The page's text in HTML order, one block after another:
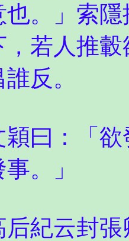
。」索
若人推
反。
穎曰：「
。」
后紀云封